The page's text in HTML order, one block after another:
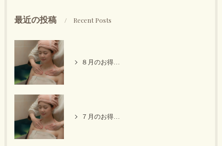
最近の投稿 Recent Posts
８月のお得なキャンペーン
７月のお得なキャンペーン